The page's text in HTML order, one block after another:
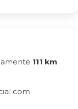
111 km
com